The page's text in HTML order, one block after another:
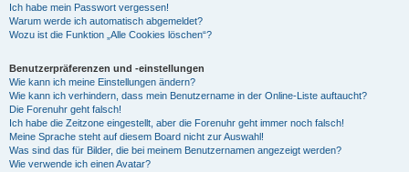
Ich habe mein Passwort vergessen!
Warum werde ich automatisch abgemeldet?
Wozu ist die Funktion „Alle Cookies löschen“?
Benutzerpräferenzen und -einstellungen
Wie kann ich meine Einstellungen ändern?
Wie kann ich verhindern, dass mein Benutzername in der Online-Liste auftaucht?
Die Forenuhr geht falsch!
Ich habe die Zeitzone eingestellt, aber die Forenuhr geht immer noch falsch!
Meine Sprache steht auf diesem Board nicht zur Auswahl!
Was sind das für Bilder, die bei meinem Benutzernamen angezeigt werden?
Wie verwende ich einen Avatar?